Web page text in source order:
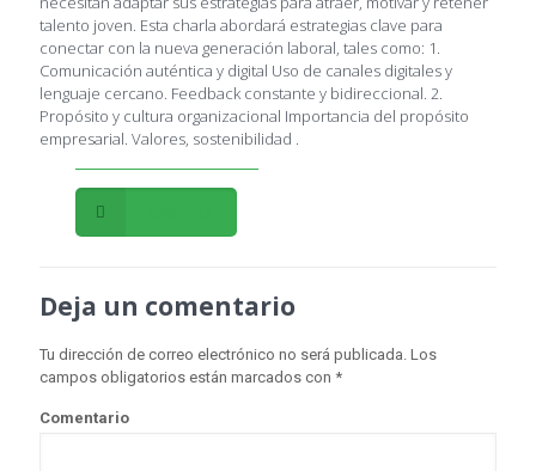
talento joven. Esta charla abordará estrategias clave para
conectar con la nueva generación laboral, tales como: 1.
Comunicación auténtica y digital Uso de canales digitales y
lenguaje cercano. Feedback constante y bidireccional. 2.
Propósito y cultura organizacional Importancia del propósito
empresarial. Valores, sostenibilidad .
Deja un comentario
Tu dirección de correo electrónico no será publicada. Los
campos obligatorios están marcados con *
Comentario